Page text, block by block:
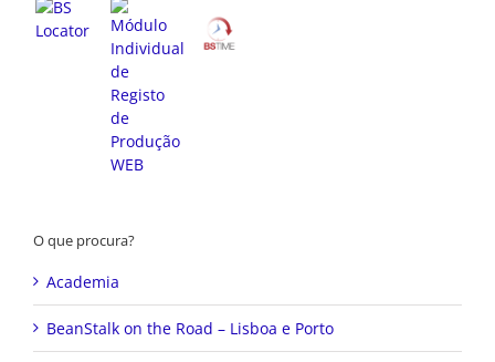
O que procura?
Academia
BeanStalk on the Road – Lisboa e Porto